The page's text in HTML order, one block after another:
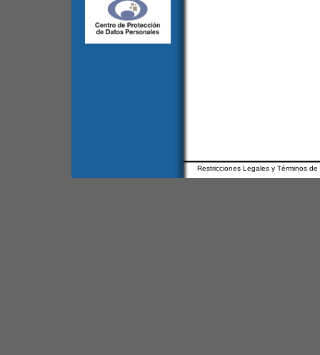
Restricciones Legales y Términos de